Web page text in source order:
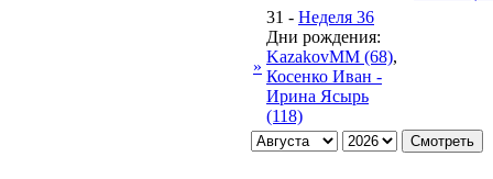
»
31 - Неделя 36
Дни рождения:
KazakovMM (68),
Косенко Иван -
Ирина Ясырь
(118)